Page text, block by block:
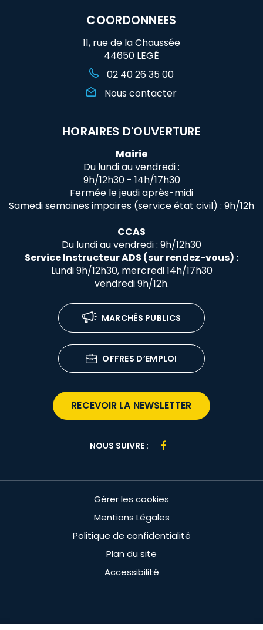
COORDONNEES
11, rue de la Chaussée
44650 LEGÉ
02 40 26 35 00
Nous contacter
HORAIRES D'OUVERTURE
Mairie
Du lundi au vendredi :
9h/12h30 - 14h/17h30
Fermée le jeudi après-midi
Samedi semaines impaires (service état civil) : 9h/12h
CCAS
Du lundi au vendredi : 9h/12h30
Service Instructeur ADS (sur rendez-vous) :
Lundi 9h/12h30, mercredi 14h/17h30
vendredi 9h/12h.
MARCHÉS PUBLICS
OFFRES D’EMPLOI
RECEVOIR LA NEWSLETTER
NOUS SUIVRE :
Gérer les cookies
Mentions Légales
Politique de confidentialité
Plan du site
Accessibilité